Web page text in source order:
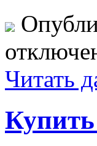
Читать